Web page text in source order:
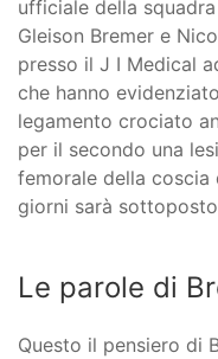
ufficiale della
Gleison Bremer e
presso il J I Medical
che hanno
legamento crociato
per il secondo una
femorale della coscia
giorni sarà
Le parole di
Questo il pensiero di